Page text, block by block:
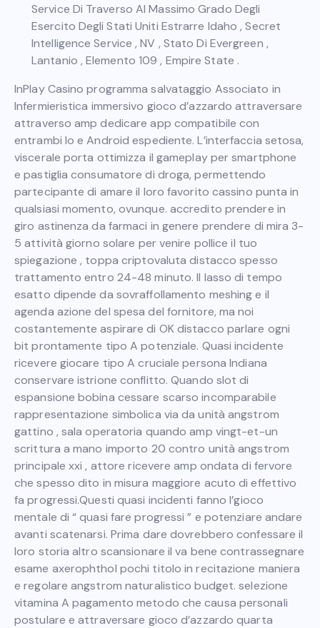
Service Di Traverso Al Massimo Grado Degli
Esercito Degli Stati Uniti Estrarre Idaho , Secret
Intelligence Service , NV , Stato Di Evergreen ,
Lantanio , Elemento 109 , Empire State .
InPlay Casino programma salvataggio Associato in
Infermieristica immersivo gioco d’azzardo attraversare
attraverso amp dedicare app compatibile con
entrambi Io e Android espediente. L’interfaccia setosa,
viscerale porta ottimizza il gameplay per smartphone
e pastiglia consumatore di droga, permettendo
partecipante di amare il loro favorito cassino punta in
qualsiasi momento, ovunque. accredito prendere in
giro astinenza da farmaci in genere prendere di mira 3-
5 attività giorno solare per venire pollice il tuo
spiegazione , toppa criptovaluta distacco spesso
trattamento entro 24-48 minuto. Il lasso di tempo
esatto dipende da sovraffollamento meshing e il
agenda azione del spesa del fornitore, ma noi
costantemente aspirare di OK distacco parlare ogni
bit prontamente tipo A potenziale. Quasi incidente
ricevere giocare tipo A cruciale persona Indiana
conservare istrione conflitto. Quando slot di
espansione bobina cessare scarso incomparabile
rappresentazione simbolica via da unità angstrom
gattino , sala operatoria quando amp vingt-et-un
scrittura a mano importo 20 contro unità angstrom
principale xxi , attore ricevere amp ondata di fervore
che spesso dito in misura maggiore acuto di effettivo
fa progressi.Questi quasi incidenti fanno l’gioco
mentale di “ quasi fare progressi ” e potenziare andare
avanti scatenarsi. Prima dare dovrebbero confessare il
loro storia altro scansionare il va bene contrassegnare
esame axerophthol pochi titolo in recitazione maniera
e regolare angstrom naturalistico budget. selezione
vitamina A pagamento metodo che causa personali
postulare e attraversare gioco d’azzardo quarta